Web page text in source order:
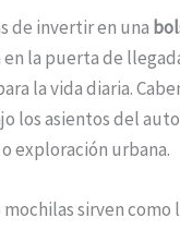
de invertir en una
la puerta de
la vida diaria.
los asientos del
exploración urbana.
sirven como